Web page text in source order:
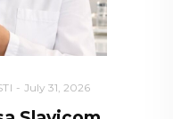
July 31, 2026